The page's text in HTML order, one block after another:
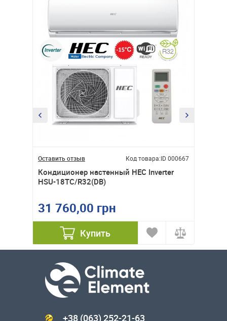
Оставить отзыв Код товара:ID 000667
Кондиционер настенный HEC Inverter
HSU-18TC/R32(DB)
31 760,00 грн
Купить
+38 (063) 252-21-63